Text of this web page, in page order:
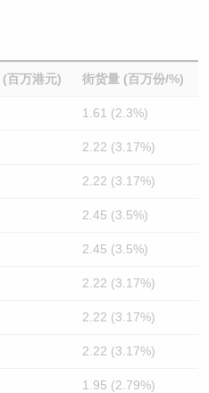
百万港元) 街货量 (百万份/%)
1.61 (2.3%)
2.22 (3.17%)
2.22 (3.17%)
2.45 (3.5%)
2.45 (3.5%)
2.22 (3.17%)
2.22 (3.17%)
2.22 (3.17%)
1.95 (2.79%)